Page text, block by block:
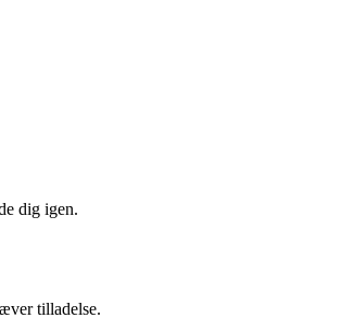
dig igen.
tilladelse.